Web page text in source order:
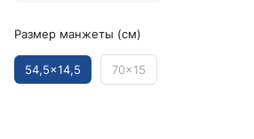
Размер манжеты (см)
54,5x14,5 70x15